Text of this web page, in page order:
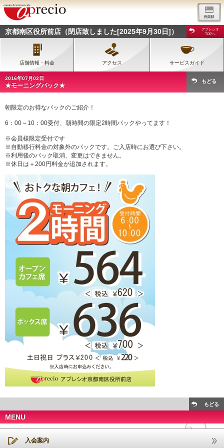
京都南区役所前店（閉店致しました[2025年9月30日]）
アプレシオ
TOPへ
店舗情報・料金 アクセス サービスガイド
2016年07月02日
★モーニングパック★
もどる
朝限定のお得なパックのご紹介！
6：00～10：00受付、朝時間の限定2時間パックやってます！
※会員様限定受付です
※自動移行料金の対象外のパックです。ご入店時にお選び下さい。
※利用後のパック取消、変更はできません。
※休日は＋200円料金が追加されます。
もどる
MENU
入会案内